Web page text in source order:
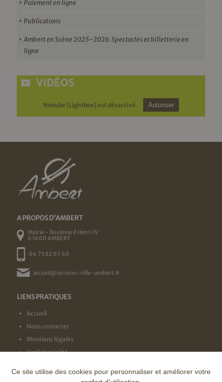
Paiement en ligne
Publications
Ambert en Scène 2025-2026. Spectacles et billetterie en
ligne
VIDÉOS
Youtube (Lightbox) est désactivé. Autoriser
A PROPOS D'AMBERT
Mairie - Boulevard Henri IV
63600 AMBERT
04 73 82 07 60
accueil@services-ville-ambert.fr
LIENS PRATIQUES
Accueil
Nous contacter
Mentions légales
Confidentialité
NOS LABELS
Ce site utilise des cookies pour personnaliser et améliorer votre